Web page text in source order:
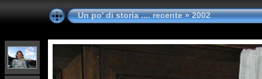
Un po' di storia .... recente»2002